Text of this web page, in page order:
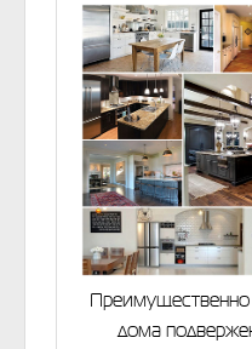
Преимущественно
дома